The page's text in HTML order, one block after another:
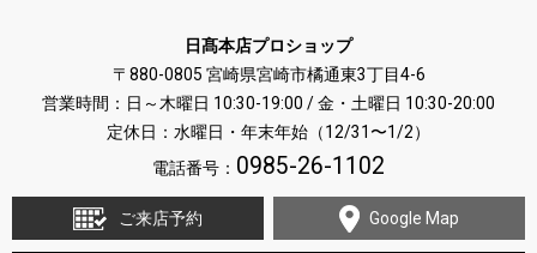
日髙本店プロショップ
〒880-0805 宮崎県宮崎市橘通東3丁目4-6
営業時間：日～木曜日 10:30-19:00 / 金・土曜日 10:30-20:00
定休日：水曜日・年末年始（12/31〜1/2）
電話番号： 0985-26-1102
ご来店予約 Google Map